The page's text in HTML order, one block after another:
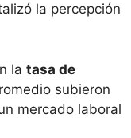
la percepción
la tasa de
subieron
mercado laboral